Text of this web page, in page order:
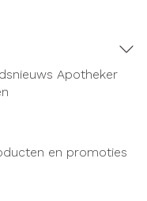
Apotheker
en promoties